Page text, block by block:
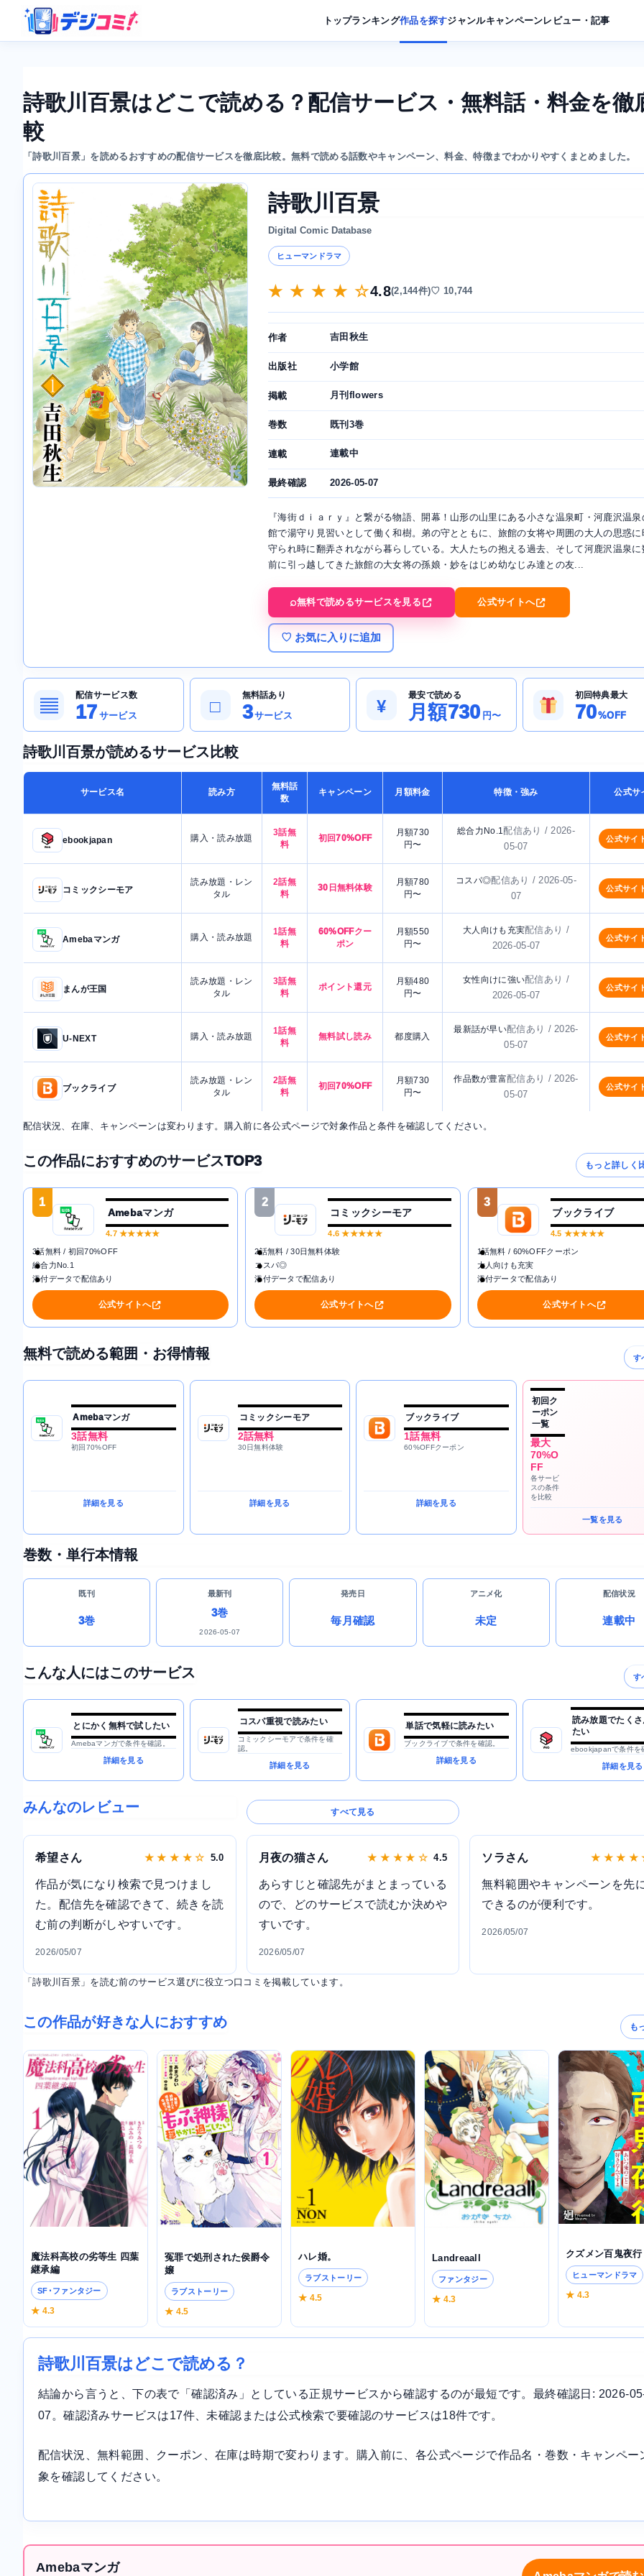
トップランキング作品を探すジャンルキャンペーンレビュー・記事
詩歌川百景はどこで読める？配信サービス・無料話・料金を徹
較
「詩歌川百景」を読めるおすすめの配信サービスを徹底比較。無料で読める話数やキャンペーン、料金、特徴までわかりやすくまとめました。
詩歌川百景
Digital Comic Database
ヒューマンドラマ
★ ★ ★ ★ ☆4.8(2,144件)♡ 10,744
作者 吉田秋生
出版社 小学館
掲載 月刊flowers
巻数 既刊3巻
連載 連載中
最終確認 2026-05-07
『海街ｄｉａｒｙ』と繋がる物語、開幕！山形の山里にある小さな温泉町・河鹿沢温泉
館で湯守り見習いとして働く和樹。弟の守とともに、旅館の女将や周囲の大人の思惑に
守られ時に翻弄されながら暮らしている。大人たちの抱える過去、そして河鹿沢温泉に
前に引っ越してきた旅館の大女将の孫娘・妙をはじめ幼なじみ達との友...
無料で読めるサービスを見る 公式サイトへ
♡ お気に入りに追加
▤
配信サービス数
17 サービス □
無料話あり
3サービス ¥
最安で読める
月額730 円〜
初回特典最大
70%OFF
詩歌川百景が読めるサービス比較
サービス名 読み方
無料話
数
キャンペーン 月額料金 特徴・強み 公式サ
ebookjapan 購入・読み放題
3話無
料
初回70%OFF
月額730
円〜
総合力No.1配信あり / 2026-
05-07
公式サイ
コミックシーモア
読み放題・レン
タル
2話無
料
30日無料体験
月額780
円〜
コスパ◎配信あり / 2026-05-
07
公式サイ
Amebaマンガ 購入・読み放題
1話無
料
60%OFFクー
ポン
月額550
円〜
大人向けも充実配信あり /
2026-05-07
公式サイ
まんが王国
読み放題・レン
タル
3話無
料
ポイント還元
月額480
円〜
女性向けに強い配信あり /
2026-05-07
公式サイ
U-NEXT 購入・読み放題
1話無
料
無料試し読み 都度購入
最新話が早い配信あり / 2026-
05-07
公式サイ
ブックライブ
読み放題・レン
タル
2話無
料
初回70%OFF
月額730
円〜
作品数が豊富配信あり / 2026-
05-07
公式サイ
配信状況、在庫、キャンペーンは変わります。購入前に各公式ページで対象作品と条件を確認してください。
この作品におすすめのサービスTOP3 もっと詳しく
1
Amebaマンガ
4.7★★★★★
3話無料 / 初回70%OFF
総合力No.1
添付データで配信あり
公式サイトへ
2
コミックシーモア
4.6 ★★★★★
2話無料 / 30日無料体験
コスパ◎
添付データで配信あり
公式サイトへ
3
ブックライブ
4.5 ★★★★★
1話無料 / 60%OFFクーポン
大人向けも充実
添付データで配信あり
公式サイトへ
無料で読める範囲・お得情報 す
Amebaマンガ
3話無料
初回70%OFF
詳細を見る
コミックシーモア
2話無料
30日無料体験
詳細を見る
ブックライブ
1話無料
60%OFFクーポン
詳細を見る
初回ク
ーポン
一覧
最大
70%O
FF
各サービ
スの条件
を比較
一覧を見る
巻数・単行本情報
既刊
3巻
最新刊
3巻
2026-05-07
発売日
毎月確認
アニメ化
未定
配信状況
連載中
こんな人にはこのサービス す
とにかく無料で試したい
Amebaマンガで条件を確認。
詳細を見る
コスパ重視で読みたい
コミックシーモアで条件を確
認。
詳細を見る
単話で気軽に読みたい
ブックライブで条件を確認。
詳細を見る
読み放題でたく
たい
ebookjapanで条件を
詳細を見る
みんなのレビュー すべて見る
希望さん ★ ★ ★ ★ ☆ 5.0
作品が気になり検索で見つけまし
た。配信先を確認できて、続きを読
む前の判断がしやすいです。
2026/05/07
月夜の猫さん ★ ★ ★ ★ ☆ 4.5
あらすじと確認先がまとまっている
ので、どのサービスで読むか決めや
すいです。
2026/05/07
ソラさん ★ ★ ★ ★
無料範囲やキャンペーンを先
できるのが便利です。
2026/05/07
「詩歌川百景」を読む前のサービス選びに役立つ口コミを掲載しています。
この作品が好きな人におすすめ も
魔法科高校の劣等生 四葉
継承編
SF･ファンタジー
★ 4.3
冤罪で処刑された侯爵令
嬢
ラブストーリー
★ 4.5
ハレ婚。
ラブストーリー
★ 4.5
Landreaall
ファンタジー
★ 4.3
クズメン百鬼夜行
ヒューマンドラマ
★ 4.3
詩歌川百景はどこで読める？
結論から言うと、下の表で「確認済み」としている正規サービスから確認するのが最短です。最終確認日: 2026-
07。確認済みサービスは17件、未確認または公式検索で要確認のサービスは18件です。
配信状況、無料範囲、クーポン、在庫は時期で変わります。購入前に、各公式ページで作品名・巻数・キャンペー
象を確認してください。
Amebaマンガ